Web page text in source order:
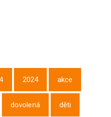
2024 akce
dovolená děti